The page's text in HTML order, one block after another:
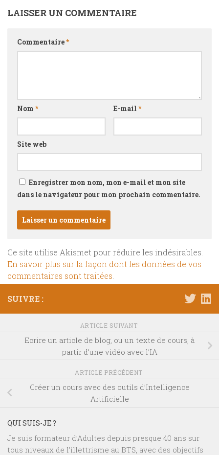
LAISSER UN COMMENTAIRE
Commentaire*
Nom * E-mail *
Site web
Enregistrer mon nom, mon e-mail et mon site
dans le navigateur pour mon prochain commentaire.
Ce site utilise Akismet pour réduire les indésirables.
En savoir plus sur la façon dont les données de vos
commentaires sont traitées.
SUIVRE :
ARTICLE SUIVANT
Ecrire un article de blog, ou un texte de cours, à
partir d’une vidéo avec l’IA
ARTICLE PRÉCÉDENT
Créer un cours avec des outils d’Intelligence
Artificielle
QUI SUIS-JE ?
Je suis formateur d’Adultes depuis presque 40 ans sur
tous niveaux de l’illettrisme au BTS, avec des objectifs